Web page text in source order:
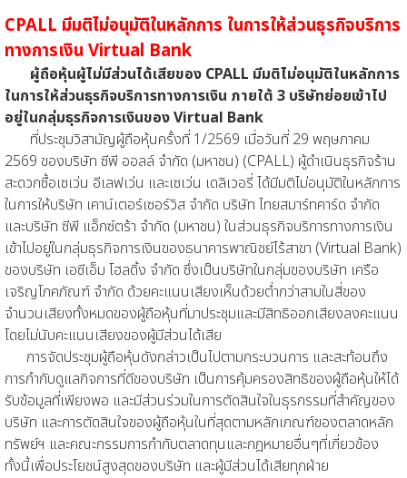
CPALL มีมติไม่อนุมัติในหลักการ ในการให้ส่วนธุรกิจบริการ
ทางการเงิน Virtual Bank
ผู้ถือหุ้นผู้ไม่มีส่วนได้เสียของ CPALL มีมติไม่อนุมัติในหลักการ
ในการให้ส่วนธุรกิจบริการทางการเงิน ภายใต้ 3 บริษัทย่อยเข้าไป
อยู่ในกลุ่มธุรกิจการเงินของ Virtual Bank
ที่ประชุมวิสามัญผู้ถือหุ้นครั้งที่ 1/2569 เมื่อวันที่ 29 พฤษภาคม
2569 ของบริษัท ซีพี ออลล์ จำกัด (มหาชน) (CPALL) ผู้ดำเนินธุรกิจร้าน
สะดวกซื้อเซเว่น อีเลฟเว่น และเซเว่น เดลิเวอรี่ ได้มีมติไม่อนุมัติในหลักการ
ในการให้บริษัท เคาน์เตอร์เซอร์วิส จำกัด บริษัท ไทยสมาร์ทคาร์ด จำกัด
และบริษัท ซีพี แอ็กซ์ตร้า จำกัด (มหาชน) ในส่วนธุรกิจบริการทางการเงิน
เข้าไปอยู่ในกลุ่มธุรกิจการเงินของธนาคารพาณิชย์ไร้สาขา (Virtual Bank)
ของบริษัท เอซีเอ็ม โฮลดิ้ง จำกัด ซึ่งเป็นบริษัทในกลุ่มของบริษัท เครือ
เจริญโภคภัณฑ์ จำกัด ด้วยคะแนนเสียงเห็นด้วยต่ำกว่าสามในสี่ของ
จำนวนเสียงทั้งหมดของผู้ถือหุ้นที่มาประชุมและมีสิทธิออกเสียงลงคะแนน
โดยไม่นับคะแนนเสียงของผู้มีส่วนได้เสีย
การจัดประชุมผู้ถือหุ้นดังกล่าวเป็นไปตามกระบวนการ และสะท้อนถึง
การกำกับดูแลกิจการที่ดีของบริษัท เป็นการคุ้มครองสิทธิของผู้ถือหุ้นให้ได้
รับข้อมูลที่เพียงพอ และมีส่วนร่วมในการตัดสินใจในธุรกรรมที่สำคัญของ
บริษัท และการตัดสินใจของผู้ถือหุ้นในที่สุดตามหลักเกณฑ์ของตลาดหลัก
ทรัพย์ฯ และคณะกรรมการกำกับตลาดทุนและกฎหมายอื่นๆที่เกี่ยวข้อง
ทั้งนี้เพื่อประโยชน์สูงสุดของบริษัท และผู้มีส่วนได้เสียทุกฝ่าย